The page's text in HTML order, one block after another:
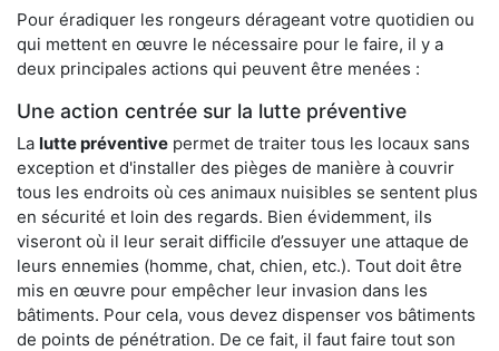
Pour éradiquer les rongeurs dérageant votre quotidien ou
qui mettent en œuvre le nécessaire pour le faire, il y a
deux principales actions qui peuvent être menées :
Une action centrée sur la lutte préventive
La lutte préventive permet de traiter tous les locaux sans
exception et d'installer des pièges de manière à couvrir
tous les endroits où ces animaux nuisibles se sentent plus
en sécurité et loin des regards. Bien évidemment, ils
viseront où il leur serait difficile d’essuyer une attaque de
leurs ennemies (homme, chat, chien, etc.). Tout doit être
mis en œuvre pour empêcher leur invasion dans les
bâtiments. Pour cela, vous devez dispenser vos bâtiments
de points de pénétration. De ce fait, il faut faire tout son